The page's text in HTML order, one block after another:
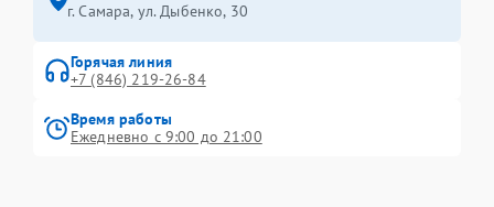
г. Самара, ул. Дыбенко, 30
Горячая линия
+7 (846) 219-26-84
Время работы
Ежедневно с 9:00 до 21:00